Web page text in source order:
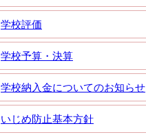
学校評価
学校予算・決算
学校納入金についてのお知らせ
いじめ防止基本方針